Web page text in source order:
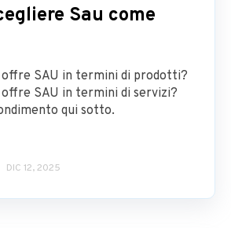
Sau come
offre SAU in termini di prodotti?
offre SAU in termini di servizi?
qui sotto.
DIC 12, 2025